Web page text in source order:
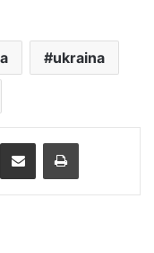
ukraina
Share via Email Print